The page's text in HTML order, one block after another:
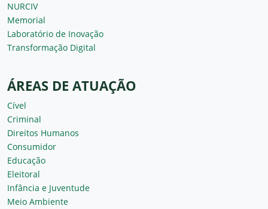
NURCIV
Memorial
Laboratório de Inovação
Transformação Digital
ÁREAS DE ATUAÇÃO
Cível
Criminal
Direitos Humanos
Consumidor
Educação
Eleitoral
Infância e Juventude
Meio Ambiente